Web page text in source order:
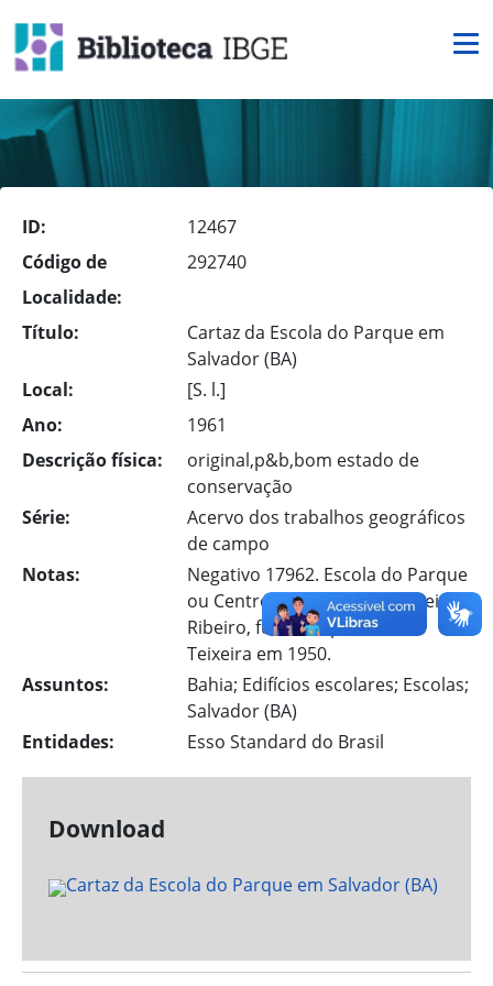
ID:
12467
Código de
Localidade:
292740
Título:
Cartaz da Escola do Parque em
Salvador (BA)
Local:
[S. l.]
Ano:
1961
Descrição física:
original,p&b,bom estado de
conservação
Série:
Acervo dos trabalhos geográficos
de campo
Notas:
Negativo 17962. Escola do Parque
ou Centro de Educação Carneiro
Ribeiro, fundado por Anísio
Teixeira em 1950.
Assuntos:
Bahia; Edifícios escolares; Escolas;
Salvador (BA)
Entidades:
Esso Standard do Brasil
Download